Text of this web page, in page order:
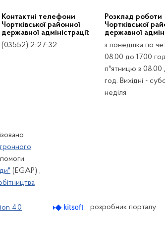
Контактні телефони
Чортківської районної
державної адміністрації:
(03552) 2-27-32
Розклад роботи
Чортківської
державної
з понеділка по
08.00 до 17.00
п"ятницю з 08.00
год. Вихідні -
неділя
(EGAP) ,
4.0
розробник порталу